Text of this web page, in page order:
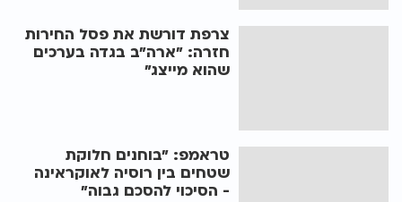
צרפת דורשת את פסל החירות
חזרה: "ארה"ב בגדה בערכים
שהוא מייצג"
טראמפ: "בוחנים חלוקת
שטחים בין רוסיה לאוקראינה
- הסיכוי להסכם גבוה"